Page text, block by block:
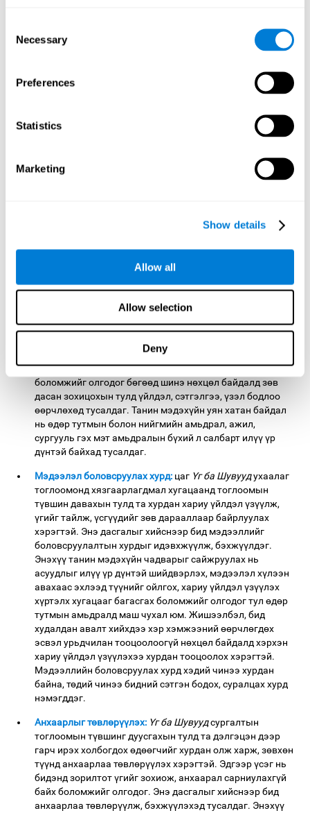
Selection
Necessary
Preferences
Statistics
Marketing
Show details
Allow all
Allow selection
Deny
дуусгахын тулд та хүссэн үгээ хэллэгт бий болгохын
тулд хийх үйлдэл, дарааллыг урьдчилан тооцоолох
чадварыг идэвхжүүлж, хүчирхэгжүүлдэг.Энэхүү танин
мэдэхүйн чадварыг сайжруулах нь бидний өдөр тутмын
"ирээдүйн тухай" бодож, аливаа ажлыг гүйцэтгэх эсвэл
хийх зөв арга замыг бодож чаддаг. Жишээлбэл, бид
хүрэх, зорилгодоо хүрэх ажлыг хэрхэн зохион байгуулах
талаар төлөвлөх.
өөрчилдөг ногоон өдөөлтүүд гарч ирнэ. Түвшин
стратегийг тохируулах шаардлагатай. Энэхүү оюун
ухааны дасгалыг хийснээр бид танин мэдэхүйн уян
мэдэхүйн чадвар нь оюун ухааны уян хатан байдал,
асуудлыг шийдвэрлэхэд уян хатан, үр дүнтэй байх
уян хатан байдал нь одоогийн стратеги ажиллахгүй
эсвэл ажиллахаа больсон гэдгийг хүлээн зөвшөөрөх
боломжийг олгодог бөгөөд шинэ нөхцөл байдалд зөв
дасан зохицохын тулд үйлдэл, сэтгэлгээ, үзэл бодлоо
өөрчлөхөд тусалдаг. Танин мэдэхүйн уян хатан байдал
нь өдөр тутмын болон нийгмийн амьдрал, ажил,
сургууль гэх мэт амьдралын бүхий л салбарт илүү үр
дүнтэй байхад тусалдаг.
Мэдээлэл боловсруулах хурд: цаг Үг ба Шувуудухаалаг
тоглоомонд хязгаарлагдмал хугацаанд тоглоомын
түвшин давахын тулд та хурдан хариу үйлдэл үзүүлж,
үгийг тайлж, үсгүүдийг зөв дарааллаар байрлуулах
хэрэгтэй. Энэ дасгалыг хийснээр бид мэдээллийг
боловсруулалтын хурдыг идэвхжүүлж, бэхжүүлдэг.
Энэхүү танин мэдэхүйн чадварыг сайжруулах нь
асуудлыг илүү үр дүнтэй шийдвэрлэх, мэдээлэл хүлээн
авахаас эхлээд түүнийг ойлгох, хариу үйлдэл үзүүлэх
хүртэлх хугацааг багасгах боломжийг олгодог тул өдөр
тутмын амьдралд маш чухал юм. Жишээлбэл, бид
худалдан авалт хийхдээ хэр хэмжээний өөрчлөгдөх
эсвэл урьдчилан тооцоолоогүй нөхцөл байдалд хэрхэн
хариу үйлдэл үзүүлэхээ хурдан тооцоолох хэрэгтэй.
Мэдээллийн боловсруулах хурд хэдий чинээ хурдан
байна, төдий чинээ бидний сэтгэн бодох, суралцах хурд
нэмэгддэг.
Анхаарлыг төвлөрүүлэх: Үг ба Шувуудсургалтын
тоглоомын түвшинг дуусгахын тулд та дэлгэцэн дээр
гарч ирэх холбогдох өдөөгчийг хурдан олж харж, зөвхөн
түүнд анхаарлаа төвлөрүүлэх хэрэгтэй. Эдгээр үсэг нь
бидэнд зорилтот үгийг зохиож, анхаарал сарниулахгүй
байх боломжийг олгодог. Энэ дасгалыг хийснээр бид
анхаарлаа төвлөрүүлж, бэхжүүлэхэд тусалдаг. Энэхүү